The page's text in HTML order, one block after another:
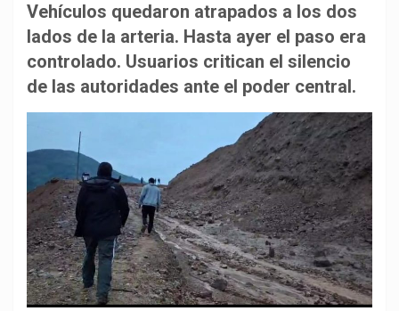
c
e
b
o
a
t
s
A
l
e
g
r
p
L
i
m
p
a
r
r
Vehículos quedaron atrapados a los dos
lados de la arteria. Hasta ayer el paso era
controlado. Usuarios critican el silencio
de las autoridades ante el poder central.